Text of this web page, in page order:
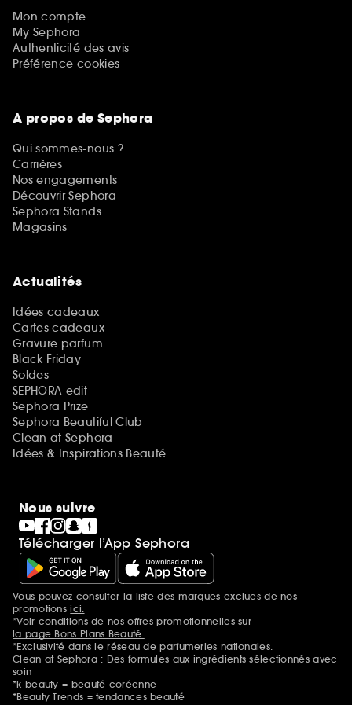
Mon compte
My Sephora
Authenticité des avis
Préférence cookies
A propos de Sephora
Qui sommes-nous ?
Carrières
Nos engagements
Découvrir Sephora
Sephora Stands
Magasins
Actualités
Idées cadeaux
Cartes cadeaux
Gravure parfum
Black Friday
Soldes
SEPHORA edit
Sephora Prize
Sephora Beautiful Club
Clean at Sephora
Idées & Inspirations Beauté
Nous suivre
Télécharger l’App Sephora
Mentions additionnelles
Vous pouvez consulter la liste des marques exclues de nos
promotionsici.
*Voir conditions de nos offres promotionnelles sur
la page Bons Plans Beauté.
*Exclusivité dans le réseau de parfumeries nationales.
Clean at Sephora : Des formules aux ingrédients sélectionnés avec
soin
*k-beauty = beauté coréenne
*Beauty Trends = tendances beauté